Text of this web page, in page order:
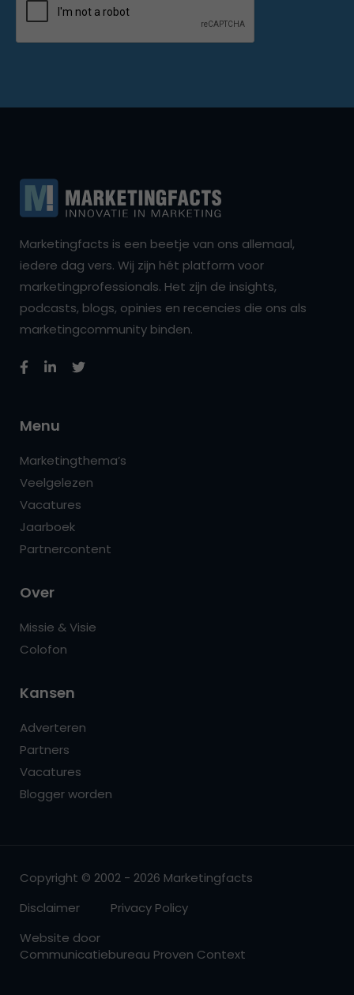
Marketingfacts is een beetje van ons allemaal,
iedere dag vers. Wij zijn hét platform voor
marketingprofessionals. Het zijn de insights,
podcasts, blogs, opinies en recencies die ons als
marketingcommunity binden.
Menu
Marketingthema’s
Veelgelezen
Vacatures
Jaarboek
Partnercontent
Over
Missie & Visie
Colofon
Kansen
Adverteren
Partners
Vacatures
Blogger worden
Copyright © 2002 - 2026 Marketingfacts
Disclaimer
Privacy Policy
Website door
Communicatiebureau Proven Context